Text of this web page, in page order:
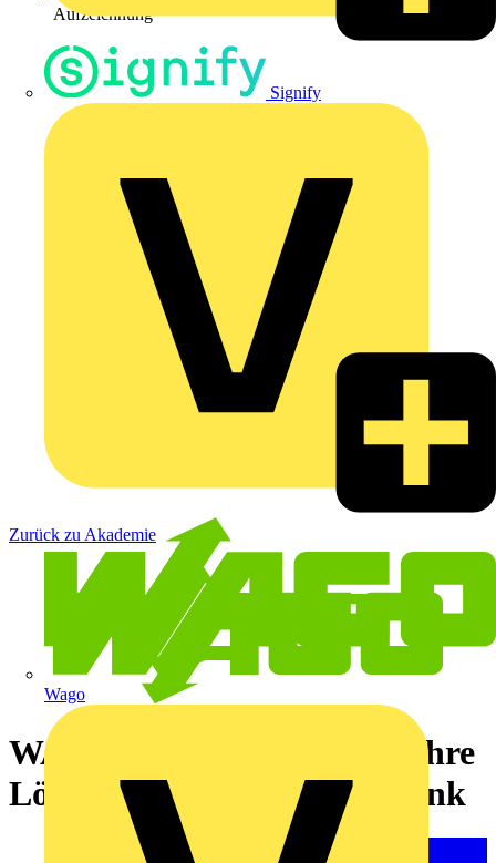
Signify
Wago
Aufzeichnung
Zurück zu Akademie
WAGO Reihenklemmen – Ihre
Lösung für den Schaltschrank